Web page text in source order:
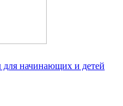
начинающих и детей